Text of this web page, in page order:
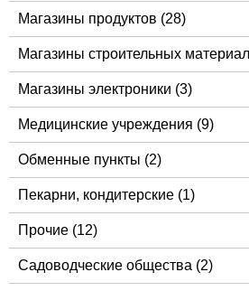
Магазины продуктов (28)
Магазины строительных
Магазины электроники (3)
Медицинские учреждения (9)
Обменные пункты (2)
Пекарни, кондитерские (1)
Прочие (12)
Садоводческие общества (2)